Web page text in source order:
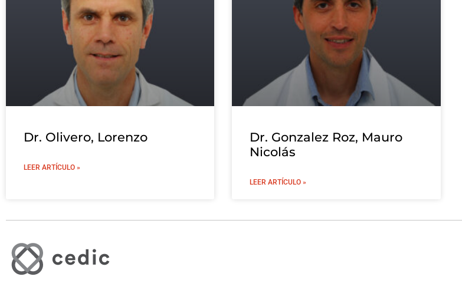
Dr. Olivero, Lorenzo
LEER ARTÍCULO »
Dr. Gonzalez Roz, Mauro
Nicolás
LEER ARTÍCULO »